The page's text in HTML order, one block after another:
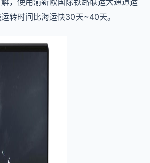
转时间比海运快30天~40天。